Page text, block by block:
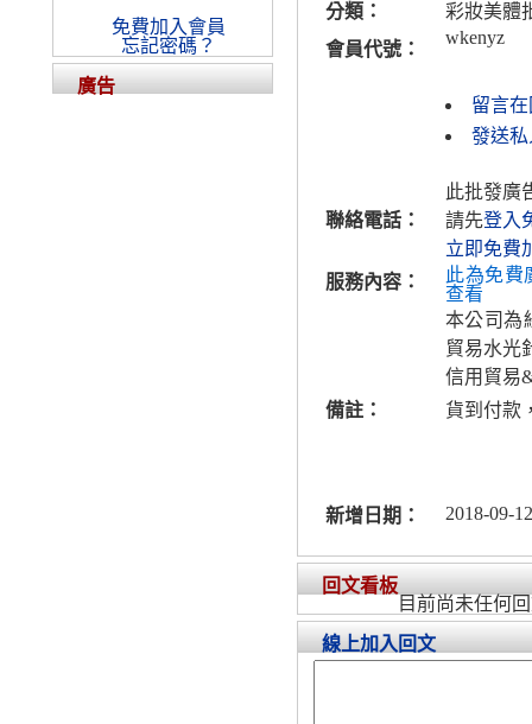
分類：
彩妝美體
會員代號：
wkenyz
留言
發送私
聯絡電話：
此批發廣
請先登入
立即免費
服務內容：
此為免費
查看
本公司為
貿易水光
信用貿易
備註：
貨到付款
新增日期： 2018-09-
回文看板
目前尚未任何
線上加入回文
免費加入會員
忘記密碼？
廣告